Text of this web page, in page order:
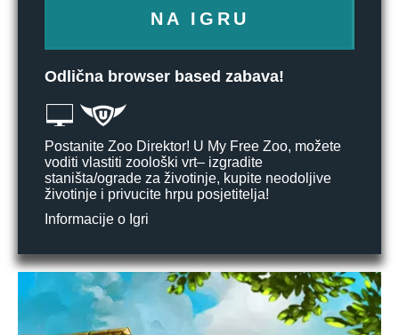
NA IGRU
Odlična browser based zabava!
Postanite Zoo Direktor! U My Free Zoo, možete
voditi vlastiti zoološki vrt– izgradite
staništa/ograde za životinje, kupite neodoljive
životinje i privucite hrpu posjetitelja!
Informacije o Igri